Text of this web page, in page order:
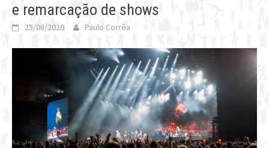
e remarcação de shows
25/08/2020 Paulo Corrêa